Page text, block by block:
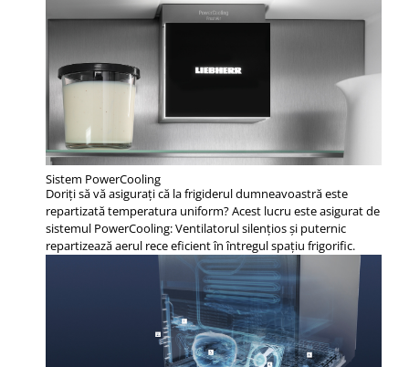
Sistem PowerCooling
Doriţi să vă asiguraţi că la frigiderul dumneavoastră este
repartizată temperatura uniform? Acest lucru este asigurat de
sistemul PowerCooling: Ventilatorul silenţios şi puternic
repartizează aerul rece eficient în întregul spaţiu frigorific.